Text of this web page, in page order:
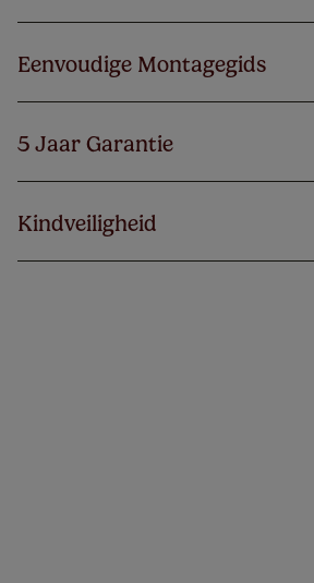
Eenvoudige Montagegids
5 Jaar Garantie
Kindveiligheid